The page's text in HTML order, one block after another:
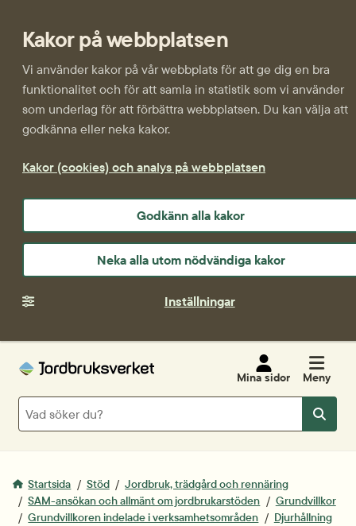
Kakor på webbplatsen
Vi använder kakor på vår webbplats för att ge dig en bra
funktionalitet och för att samla in statistik som vi använder
som underlag för att förbättra webbplatsen. Du kan välja att
godkänna eller neka kakor.
Kakor (cookies) och analys på webbplatsen
Godkänn alla kakor
Neka alla utom nödvändiga kakor
Inställningar
Mina sidor Meny
Sök
Sök
Startsida Stöd
Jordbruk, trädgård och rennäring
SAM-ansökan och allmänt om jordbrukarstöden
Grundvillkor
Grundvillkoren indelade i verksamhetsområden
Djurhållning